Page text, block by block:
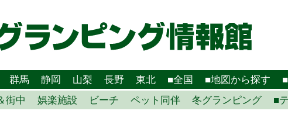
群馬 静岡 山梨 長野 東北 ■全国 ■地図から探す
街中 娯楽施設 ビーチ ペット同伴 冬グランピング ■